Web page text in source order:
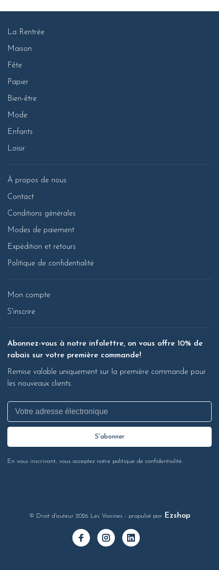
La Rentrée
Maison
Fête
Papier
Bien-être
Mode
Enfants
Loisir
À propos de nous
Contact
Conditions générales
Modes de paiement
Expédition et retours
Politique de confidentialité
Mon compte
S'inscrire
Abonnez-vous à notre infolettre, on vous offre 10% de
rabais sur votre première commande!
Remise valable uniquement sur la première commande pour
les nouveaux clients.
S'abonner
En vous inscrivant, vous acceptez notre politique de confidentialité.
© Droit d'auteur 2026 Les Voisines - propulsé par Ezshop